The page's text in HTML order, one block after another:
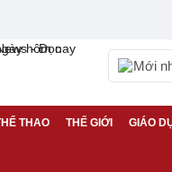
Mới
THAO THẾ GIỚI GIÁO